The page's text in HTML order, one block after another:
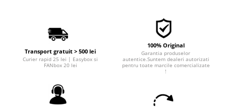
Filtre aditivi
Filtre agent racire
Transport gratuit > 500 lei
Curier rapid 25 lei | Easybox si
FANbox 20 lei
100% Original
Garantia produselor
autentice.Suntem dealeri autorizati
pentru toate marcile comercializate
!